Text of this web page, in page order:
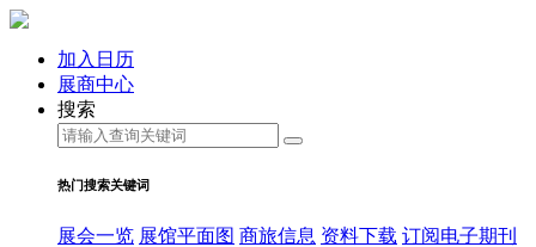
加入日历
展商中心
搜索
热门搜索关键词
展会一览 展馆平面图 商旅信息 资料下载 订阅电子期刊